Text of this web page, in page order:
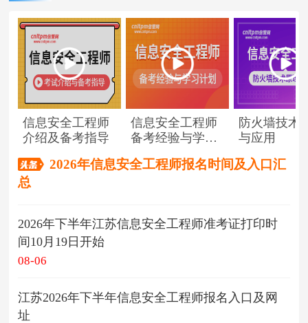
信息安全工程师
介绍及备考指导
信息安全工程师
备考经验与学习
防火墙技术
与应用
2026年信息安全工程师报名时间及入口汇
总
2026年下半年江苏信息安全工程师准考证打印时
间10月19日开始
08-06
江苏2026年下半年信息安全工程师报名入口及网
址